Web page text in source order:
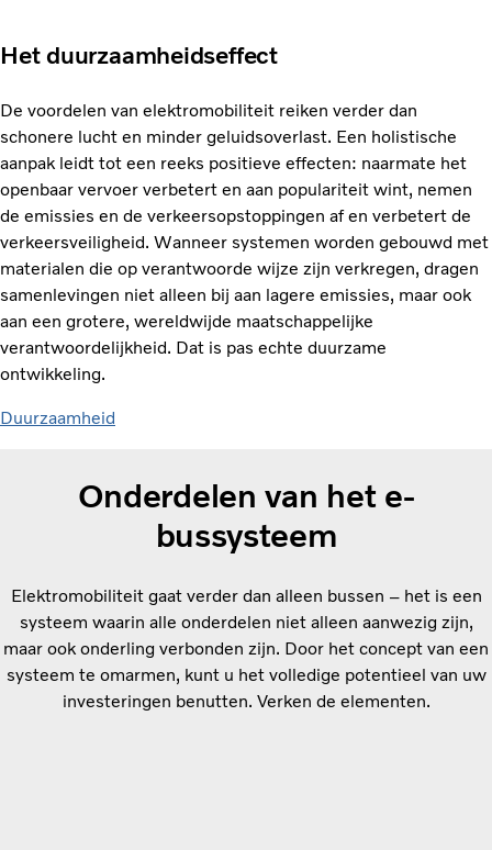
Het duurzaamheidseffect
De voordelen van elektromobiliteit reiken verder dan
schonere lucht en minder geluidsoverlast. Een holistische
aanpak leidt tot een reeks positieve effecten: naarmate het
openbaar vervoer verbetert en aan populariteit wint, nemen
de emissies en de verkeersopstoppingen af en verbetert de
verkeersveiligheid. Wanneer systemen worden gebouwd met
materialen die op verantwoorde wijze zijn verkregen, dragen
samenlevingen niet alleen bij aan lagere emissies, maar ook
aan een grotere, wereldwijde maatschappelijke
verantwoordelijkheid. Dat is pas echte duurzame
ontwikkeling.
Duurzaamheid
Onderdelen van het e-
bussysteem
Elektromobiliteit gaat verder dan alleen bussen – het is een
systeem waarin alle onderdelen niet alleen aanwezig zijn,
maar ook onderling verbonden zijn. Door het concept van een
systeem te omarmen, kunt u het volledige potentieel van uw
investeringen benutten. Verken de elementen.